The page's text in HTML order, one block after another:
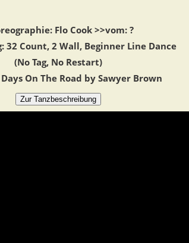
Flo Cook >>vom: ?
32 Count, 2 Wall, Beginner Line Dance
(No Tag, No Restart)
On The Road by Sawyer Brown